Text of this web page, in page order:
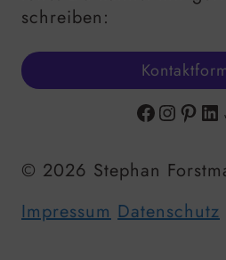
schreiben:
© 2026 Stephan
Impressum Datenschutz